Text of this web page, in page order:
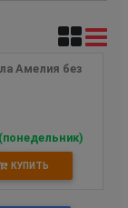
Амелия без
КУПИТЬ